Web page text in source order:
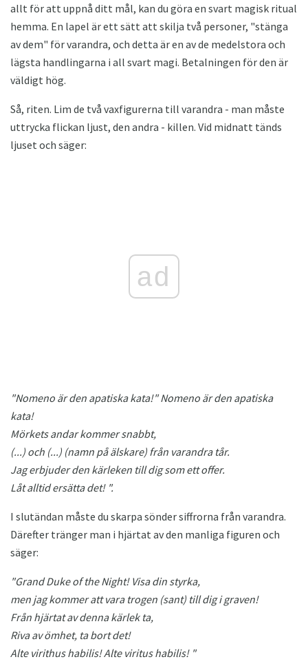
allt för att uppnå ditt mål, kan du göra en svart magisk ritual
hemma. En lapel är ett sätt att skilja två personer, "stänga
av dem" för varandra, och detta är en av de medelstora och
lägsta handlingarna i all svart magi. Betalningen för den är
väldigt hög.
Så, riten. Lim de två vaxfigurerna till varandra - man måste
uttrycka flickan ljust, den andra - killen. Vid midnatt tänds
ljuset och säger:
ad
"Nomeno är den apatiska kata!" Nomeno är den apatiska
kata!
Mörkets andar kommer snabbt,
(...) och (...) (namn på älskare) från varandra tår.
Jag erbjuder den kärleken till dig som ett offer.
Låt alltid ersätta det! ".
I slutändan måste du skarpa sönder siffrorna från varandra.
Därefter tränger man i hjärtat av den manliga figuren och
säger:
"Grand Duke of the Night! Visa din styrka,
men jag kommer att vara trogen (sant) till dig i graven!
Från hjärtat av denna kärlek ta,
Riva av ömhet, ta bort det!
Alte virithus habilis! Alte viritus habilis! "